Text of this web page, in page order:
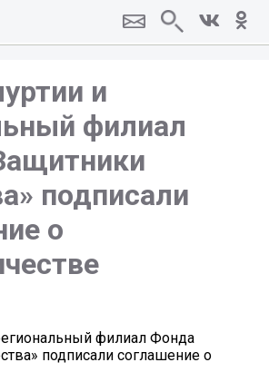
и
филиал
подписали
о
филиал Фонда
подписали соглашение о